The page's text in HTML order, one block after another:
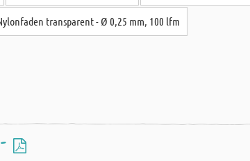
transparent - Ø 0,25 mm, 100 lfm